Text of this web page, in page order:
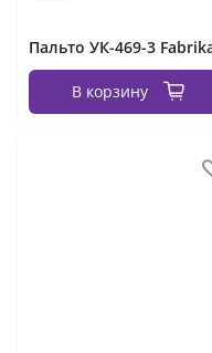
Пальто УК-469-3
В корзину